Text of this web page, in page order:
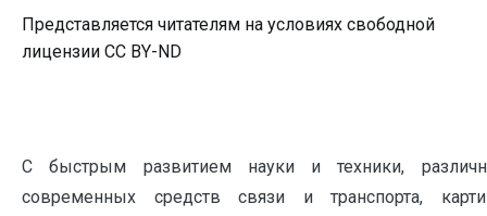
Представляется читателям на условиях свободной
лицензии CC BY-ND
С быстрым развитием науки и техники,
современных средств связи и транспорта,